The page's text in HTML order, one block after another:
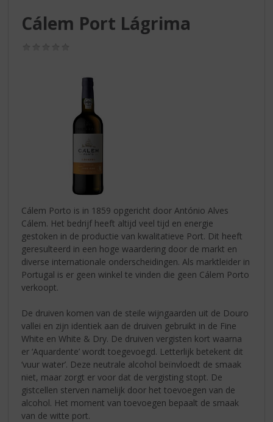
Cálem Port Lágrima
Cálem Porto is in 1859 opgericht door António Alves
Cálem. Het bedrijf heeft altijd veel tijd en energie
gestoken in de productie van kwalitatieve Port. Dit heeft
geresulteerd in een hoge waardering door de markt en
diverse internationale onderscheidingen. Als marktleider in
Portugal is er geen winkel te vinden die geen Cálem Porto
verkoopt.
De druiven komen van de steile wijngaarden uit de Douro
vallei en zijn identiek aan de druiven gebruikt in de Fine
White en White & Dry. De druiven vergisten kort waarna
er ‘Aquardente’ wordt toegevoegd. Letterlijk betekent dit
‘vuur water’. Deze neutrale alcohol beïnvloedt de smaak
niet, maar zorgt er voor dat de vergisting stopt. De
gistcellen sterven namelijk door het toevoegen van de
alcohol. Het moment van toevoegen bepaalt de smaak
van de witte port.